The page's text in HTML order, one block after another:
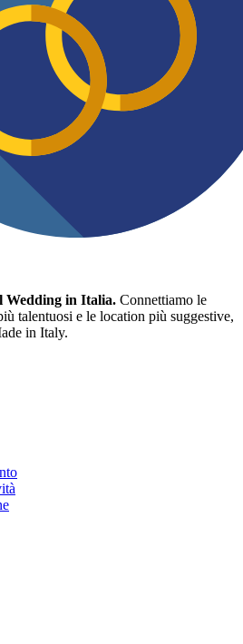
Wedding in Italia. Connettiamo le
talentuosi e le location più suggestive,
in Italy.